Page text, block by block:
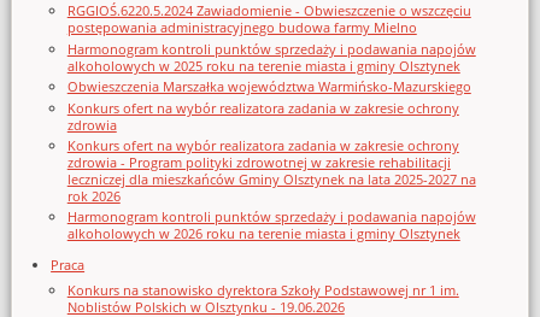
RGGIOŚ.6220.5.2024 Zawiadomienie - Obwieszczenie o wszczęciu
postępowania administracyjnego budowa farmy Mielno
Harmonogram kontroli punktów sprzedaży i podawania napojów
alkoholowych w 2025 roku na terenie miasta i gminy Olsztynek
Obwieszczenia Marszałka województwa Warmińsko-Mazurskiego
Konkurs ofert na wybór realizatora zadania w zakresie ochrony
zdrowia
Konkurs ofert na wybór realizatora zadania w zakresie ochrony
zdrowia - Program polityki zdrowotnej w zakresie rehabilitacji
leczniczej dla mieszkańców Gminy Olsztynek na lata 2025-2027 na
rok 2026
Harmonogram kontroli punktów sprzedaży i podawania napojów
alkoholowych w 2026 roku na terenie miasta i gminy Olsztynek
Praca
Konkurs na stanowisko dyrektora Szkoły Podstawowej nr 1 im.
Noblistów Polskich w Olsztynku - 19.06.2026